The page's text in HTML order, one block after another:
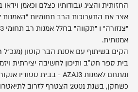
החזותית והציג עבודותיו כצלם וכאמן
אצר את התערוכות הרב תחומיות "האמנות
אמנותית.
הקים בשיתוף עם אסנת הבר קוטון (מנכ"ל
בית ספר חט״ב ותיכון לחשיבה יצירתית
ומתחם לאמנות AZA13 - בבית סטודיו אנקורי.
כשחקן, בשנת 2001 הצטרף לזרוב לתיאטרון גשר: